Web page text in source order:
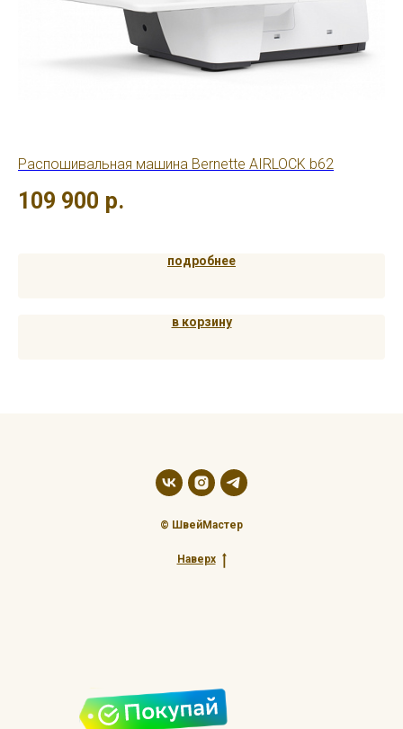
Распошивальная машина Bernette AIRLOCK b62
109 900 р.
подробнее
в корзину
© ШвейМастер
Наверх